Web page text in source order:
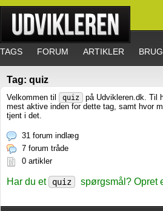
TAGS FORUM ARTIKLER
Tag: quiz
Velkommen til quiz
på Udvikleren.dk. Til
mest aktive inden for dette tag, samt hvor
tjent i det.
31 forum indlæg
7 forum tråde
0 artikler
Har du et quiz spørgsmål? Opret